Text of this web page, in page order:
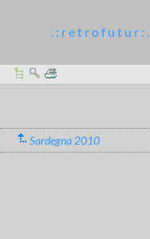
. : r e t r o f u t u r : .
Sardegna 2010